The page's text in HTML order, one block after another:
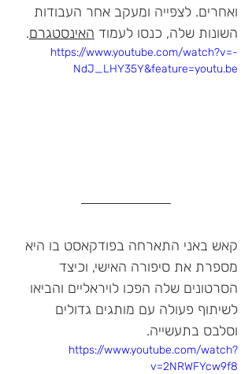
ואחרים. לצפייה ומעקב אחר העבודות
השונות שלה, כנסו לעמוד האינסטגרם.
https://www.youtube.com/watch?v=-
NdJ_LHY35Y&feature=youtu.be
קאש באני התארחה בפודקאסט בו היא
מספרת את סיפורה האישי, וכיצד
הסרטונים שלה הפכו לויראליים והביאו
לשיתוף פעולה עם מותגים גדולים
וסלבס בתעשייה.
https://www.youtube.com/watch?
v=2NRWFYcw9f8